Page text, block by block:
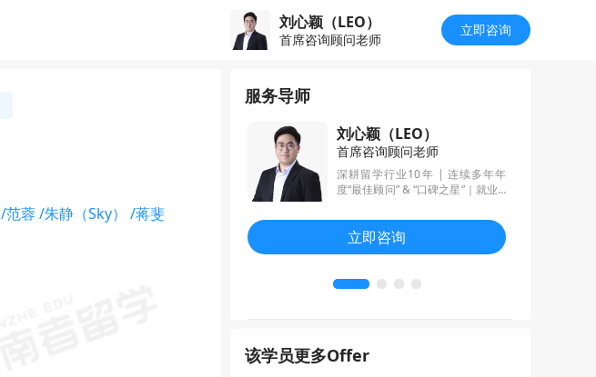
刘心颖（LEO）
首席咨询顾问老师
立即咨询
/范蓉/朱静（Sky）
/蒋斐
服务导师
个人都如此独一无二”的文书写作宗
旨为学生打造个性化的文书，精通
刘心颖（LEO）
首席咨询顾问老师
深耕留学行业10年 | 连续多年年
度“最佳顾问” & “口碑之星”｜就业&
申请规划 | 南大校区负责人
立即咨询
该学员更多Offer